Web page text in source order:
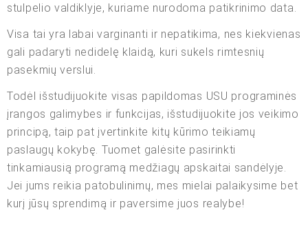
stulpelio valdiklyje, kuriame nurodoma patikrinimo data.
Visa tai yra labai varginanti ir nepatikima, nes kiekvienas
gali padaryti nedidelę klaidą, kuri sukels rimtesnių
pasekmių verslui.
Todėl išstudijuokite visas papildomas USU programinės
įrangos galimybes ir funkcijas, išstudijuokite jos veikimo
principą, taip pat įvertinkite kitų kūrimo teikiamų
paslaugų kokybę. Tuomet galėsite pasirinkti
tinkamiausią programą medžiagų apskaitai sandėlyje.
Jei jums reikia patobulinimų, mes mielai palaikysime bet
kurį jūsų sprendimą ir paversime juos realybe!